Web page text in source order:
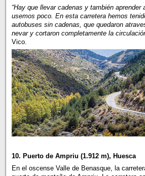
“Hay que llevar cadenas y también aprender
usemos poco. En esta carretera hemos
autobuses sin cadenas, que quedaron
nevar y cortaron completamente la
Vico.
10. Puerto de Ampriu (1.912 m), Huesca
En el oscense Valle de Benasque, la